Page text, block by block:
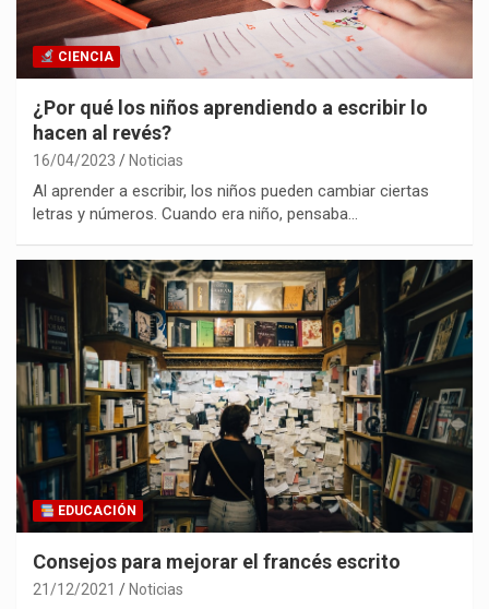
CIENCIA
¿Por qué los niños aprendiendo a escribir lo
hacen al revés?
16/04/2023 Noticias
Al aprender a escribir, los niños pueden cambiar ciertas
letras y números. Cuando era niño, pensaba…
EDUCACIÓN
Consejos para mejorar el francés escrito
21/12/2021 Noticias